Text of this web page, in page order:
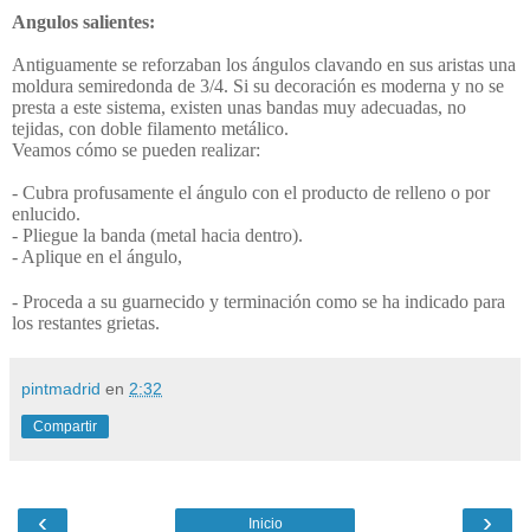
Angulos salientes:
Antiguamente se reforzaban los ángu­los clavando en sus aristas una
moldura semiredonda de 3/4. Si su decoración es moderna y no se
presta a este sis­tema, existen unas bandas muy adecua­das, no
tejidas, con doble filamento metálico.
Veamos cómo se pueden realizar:
- Cubra profusamente el ángulo con el producto de relleno o por
enlucido.
- Pliegue la banda (metal hacia den­tro).
- Aplique en el ángulo,
- Proceda a su guarnecido y terminación como se ha indicado para
los restantes grietas.
pintmadrid en 2:32
Compartir
‹ ›
Inicio